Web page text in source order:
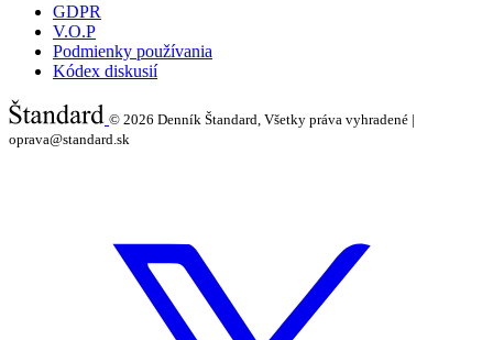
GDPR
V.O.P
Podmienky používania
Kódex diskusií
© 2026 Denník Štandard, Všetky práva vyhradené |
oprava@standard.sk